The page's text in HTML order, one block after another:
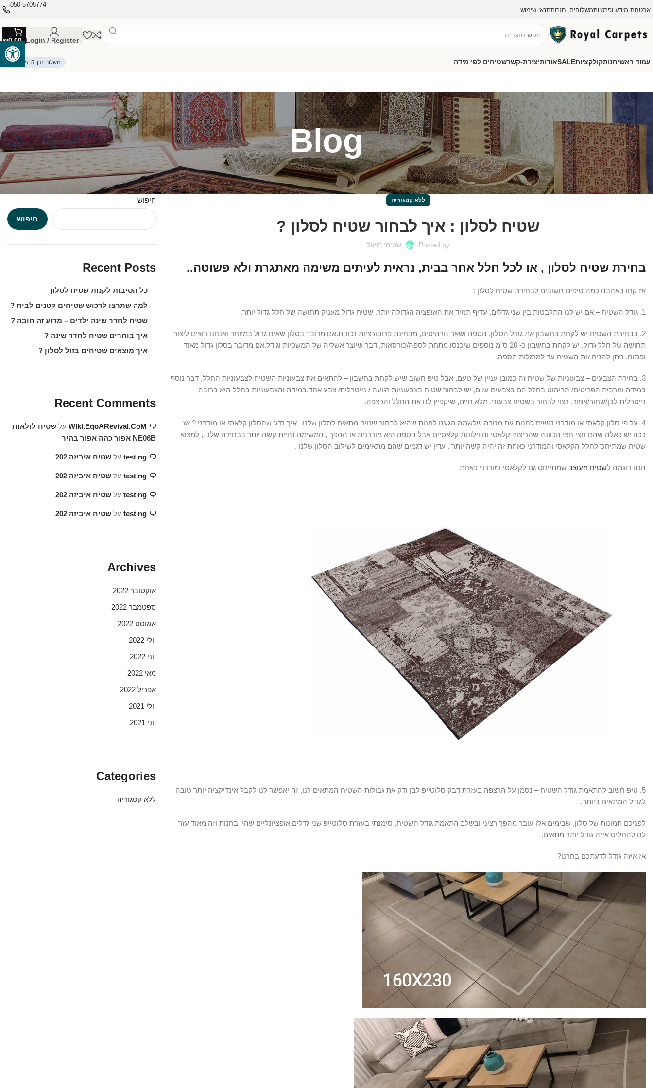
אבטחת מידע ופרטיותמשלוחים וחזרותתנאי שימוש
050-5705774
Login / Register
₪0.00
עמוד ראשיחנותקולקציותSALEאודותיצירת-קשרשטיחים לפי מידה משלוח תוך 5 ימי עסקים
Blog
ללא קטגוריה
שטיח לסלון : איך לבחור שטיח לסלון ?
Posted by שטיחי רויאל
בחירת שטיח לסלון , או לכל חלל אחר בבית, נראית לעיתים משימה מאתגרת ולא פשוטה..
אז קחו באהבה כמה טיפים חשובים לבחירת שטיח לסלון :
1. גודל השטיח – אם יש לנו התלבטות בין שני גדלים, עדיף תמיד את האופציה הגדולה יותר. שטיח גדול מעניק תחושה של חלל גדול יותר.
2. בבחירת השטיח יש לקחת בחשבון את גודל הסלון, הספה ושאר הרהיטים, מבחינת פרופורציות נכונות.אם מדובר בסלון שאינו גדול במיוחד ואנחנו רוצים ליצור
תחושה של חלל גדול, יש לקחת בחשבון כ- 20 ס”מ נוספים שיכנסו מתחת לספה/כורסאות, דבר שיוצר אשליה של המשכיות וגודל.אם מדובר בסלון גדול מאוד
ופתוח, ניתן להניח את השטיח עד למרגלות הספה.
3. בחירת הצבעים – צבעוניות של שטיח זה כמובן עניין של טעם, אבל טיפ חשוב שיש לקחת בחשבון – להתאים את צבעוניות השטיח לצבעוניות החלל, דבר נוסף
במידה ומרבית הפריטים/ הריהוט בחלל הם בצבעים עזים, יש לבחור שטיח בצבעוניות רגועה / נייטרלית/ צבע אחד.במידה והצבעוניות בחלל היא ברובה
נייטרלית לבן/שחור/אפור, רצוי לבחור בשטיח צבעוני, מלא חיים, שיקפיץ לנו את החלל והרצפה.
4. על פי סלון קלאסי או מודרני נגשים לחנות עם מטרה שלשמה הגענו לחנות שהיא לבחור שטיח מתאים לסלון שלנו , איך נדע שהסלון קלאסי או מודרני ? אז
ככה יש כאלה שהם חצי חצי הכוונה שהריצוף קלאסי והווילונות קלאסיים אבל הספה היא מודרנית או ההפך , המשימה נהיית קשה יותר בבחירה שלנו , למצוא
שטיח שמתיחס לחלל הקלאסי והמודרני כאחת זה יהיה קשה יותר . עדין יש דגמים שהם מתאימים לשילוב הסלון שלנו .
הנה דוגמה לשטיח מעוצב שמתייחס גם לקלאסי ומודרני כאחת
5. טיפ חשוב להתאמת גודל השטיח – נסמן על הרצפה בעזרת דבק סלוטייפ לבן ודק את גבולות השטיח המתאים לנו, זה יאפשר לנו לקבל אינדיקציה יותר טובה
לגודל המתאים ביותר.
לפניכם תמונות של סלון, שבימים אלו עובר מהפך רציני ובשלב התאמת גודל השטיח, סימנתי בעזרת סלוטייפ שני גדלים אופציונליים שהיו בחנות וזה מאוד עזר
לנו להחליט איזה גודל יותר מתאים.
אז איזה גודל לדעתכם בחרנו?
חיפוש
חיפוש
Recent Posts
כל הסיבות לקנות שטיח לסלון
למה שתרצו לרכוש שטיחים קטנים לבית ?
שטיח לחדר שינה ילדים – מדוע זה חובה ?
איך בוחרים שטיח לחדר שינה ?
איך מוצאים שטיחים בזול לסלון ?
Recent Comments
WIkI.EqoARevival.CoM על שטיח לולאות
NE06B אפור כהה אפור בהיר
testing על שטיח איביזה 202
testing על שטיח איביזה 202
testing על שטיח איביזה 202
testing על שטיח איביזה 202
Archives
אוקטובר 2022
ספטמבר 2022
אוגוסט 2022
יולי 2022
יוני 2022
מאי 2022
אפריל 2022
יולי 2021
יוני 2021
Categories
ללא קטגוריה
פתח